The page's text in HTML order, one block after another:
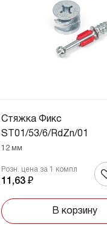
Стяжка Фикс
ST01/53/6/RdZn/01
12 мм
Розн. цена за 1 компл
11,63 ₽
В корзину